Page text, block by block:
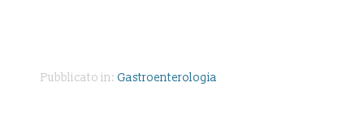
Pubblicato in: Gastroenterologia